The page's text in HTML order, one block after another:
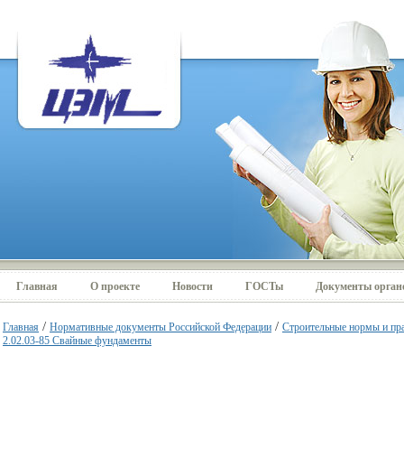
Главная О проекте Новости ГОСТы Документы
Главная / Нормативные документы Российской Федерации / Строительные нормы и
2.02.03-85 Свайные фундаменты